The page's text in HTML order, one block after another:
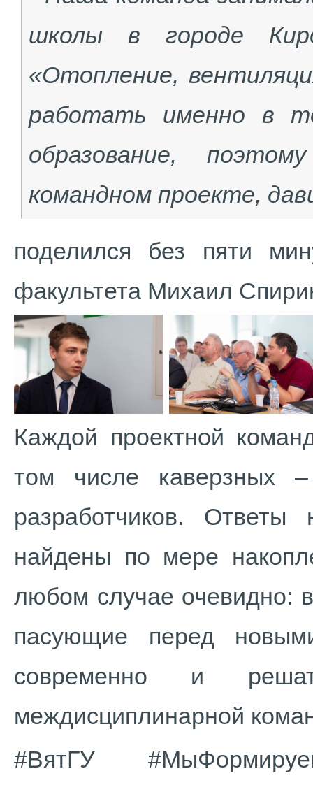
школы в городе
«Отопление,
работать именно в
образование,
командном проекте,
поделился без пяти
факультета Михаил
Каждой проектной
том числе каверзных
разработчиков.
найдены по мере
любом случае очевидно:
пасующие перед
современно и
междисциплинарной
#ВятГУ